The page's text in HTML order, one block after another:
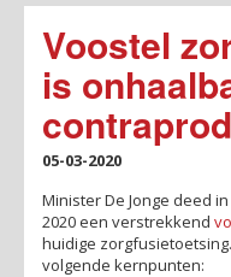
Voostel
is
05-03-2020
Minister De Jonge deed
2020 een verstrekkend
huidige
volgende kernpunten: